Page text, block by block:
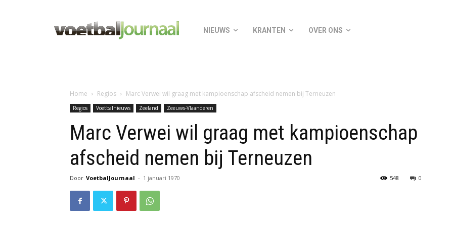
NIEUWS KRANTEN OVER ONS
Home Regios Marc Verwei wil graag met kampioenschap afscheid nemen bij Terneuzen
Regios Voetbalnieuws Zeeland Zeeuws-Vlaanderen
Marc Verwei wil graag met kampioenschap
afscheid nemen bij Terneuzen
Door VoetbalJournaal - 1 januari 1970 0
548